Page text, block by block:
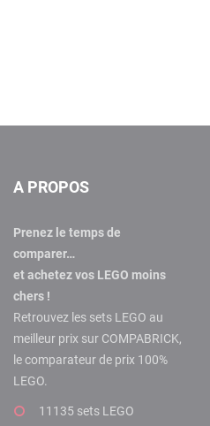
A PROPOS
Prenez le temps de
comparer…
et achetez vos LEGO moins
chers !
Retrouvez les sets LEGO au
meilleur prix sur COMPABRICK,
le comparateur de prix 100%
LEGO.
11135 sets LEGO